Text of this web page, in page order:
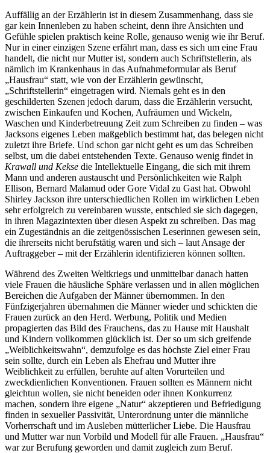
Auffällig an der Erzählerin ist in diesem Zusammenhang, dass sie
gar kein Innenleben zu haben scheint, denn ihre Ansichten und
Gefühle spielen praktisch keine Rolle, genauso wenig wie ihr Beruf.
Nur in einer einzigen Szene erfährt man, dass es sich um eine Frau
handelt, die nicht nur Mutter ist, sondern auch Schriftstellerin, als
nämlich im Krankenhaus in das Aufnahmeformular als Beruf
„Hausfrau“ statt, wie von der Erzählerin gewünscht,
„Schriftstellerin“ eingetragen wird. Niemals geht es in den
geschilderten Szenen jedoch darum, dass die Erzählerin versucht,
zwischen Einkaufen und Kochen, Aufräumen und Wickeln,
Waschen und Kinderbetreuung Zeit zum Schreiben zu finden – was
Jacksons eigenes Leben maßgeblich bestimmt hat, das belegen nicht
zuletzt ihre Briefe. Und schon gar nicht geht es um das Schreiben
selbst, um die dabei entstehenden Texte. Genauso wenig findet in
Krawall und Kekse die Intellektuelle Eingang, die sich mit ihrem
Mann und anderen austauscht und Persönlichkeiten wie Ralph
Ellison, Bernard Malamud oder Gore Vidal zu Gast hat. Obwohl
Shirley Jackson ihre unterschiedlichen Rollen im wirklichen Leben
sehr erfolgreich zu vereinbaren wusste, entschied sie sich dagegen,
in ihren Magazintexten über diesen Aspekt zu schreiben. Das mag
ein Zugeständnis an die zeitgenössischen Leserinnen gewesen sein,
die ihrerseits nicht berufstätig waren und sich – laut Ansage der
Auftraggeber – mit der Erzählerin identifizieren können sollten.
Während des Zweiten Weltkriegs und unmittelbar danach hatten
viele Frauen die häusliche Sphäre verlassen und in allen möglichen
Bereichen die Aufgaben der Männer übernommen. In den
Fünfzigerjahren übernahmen die Männer wieder und schickten die
Frauen zurück an den Herd. Werbung, Politik und Medien
propagierten das Bild des Frauchens, das zu Hause mit Haushalt
und Kindern vollkommen glücklich ist. Der so um sich greifende
„Weiblichkeitswahn“, demzufolge es das höchste Ziel einer Frau
sein sollte, durch ein Leben als Ehefrau und Mutter ihre
Weiblichkeit zu erfüllen, beruhte auf alten Vorurteilen und
zweckdienlichen Konventionen. Frauen sollten es Männern nicht
gleichtun wollen, sie nicht beneiden oder ihnen Konkurrenz
machen, sondern ihre eigene „Natur“ akzeptieren und Befriedigung
finden in sexueller Passivität, Unterordnung unter die männliche
Vorherrschaft und im Ausleben mütterlicher Liebe. Die Hausfrau
und Mutter war nun Vorbild und Modell für alle Frauen. „Hausfrau“
war zur Berufung geworden und damit zugleich zum Beruf.